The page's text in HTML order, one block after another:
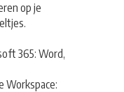
op je
365: Word,
Workspace: